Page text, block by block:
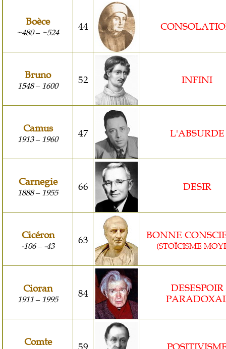
Boèce
~480– ~524 44
Bruno
1548– 1600 52 INFINI
Camus
1913– 1960 47 L'ABSURDE
Carnegie
1888– 1955 66 DESIR
Cicéron
-106– -43 63 BONNE
(STOÏCISME
Cioran
1911 – 1995 84
DESESPOIR
Comte